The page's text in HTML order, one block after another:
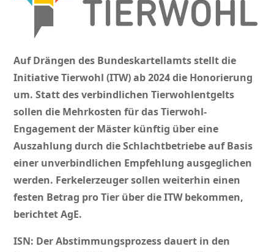
Auf Drängen des Bundeskartellamts stellt die
Initiative Tierwohl (ITW) ab 2024 die Honorierung
um. Statt des verbindlichen Tierwohlentgelts
sollen die Mehrkosten für das Tierwohl-
Engagement der Mäster künftig über eine
Auszahlung durch die Schlachtbetriebe auf Basis
einer unverbindlichen Empfehlung ausgeglichen
werden. Ferkelerzeuger sollen weiterhin einen
festen Betrag pro Tier über die ITW bekommen,
berichtet AgE.
ISN: Der Abstimmungsprozess dauert in den